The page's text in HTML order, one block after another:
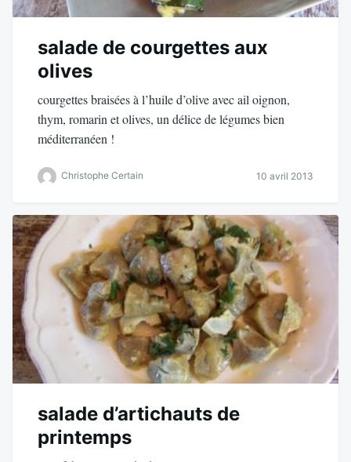
salade de courgettes aux
olives
courgettes braisées à l’huile d’olive avec ail oignon,
thym, romarin et olives, un délice de légumes bien
méditerranéen !
Christophe Certain 10 avril 2013
salade d’artichauts de
printemps